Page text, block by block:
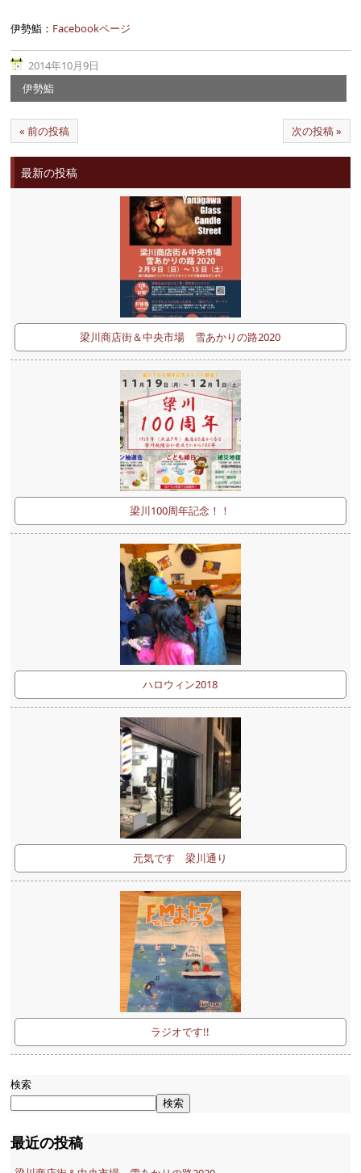
伊勢鮨： Facebookページ
2014年10月9日
伊勢鮨
« 前の投稿 次の投稿 »
最新の投稿
梁川商店街＆中央市場 雪あかりの路2020
梁川100周年記念！！
ハロウィン2018
元気です 梁川通り
ラジオです!!
検索
検索
最近の投稿